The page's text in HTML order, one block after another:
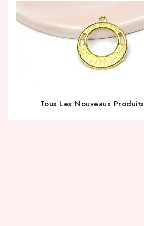
Tous Les Nouveaux Produits